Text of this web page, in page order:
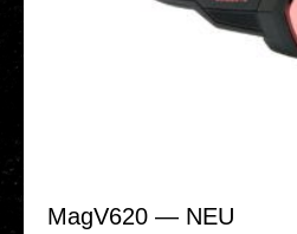
MagV620 — NEU